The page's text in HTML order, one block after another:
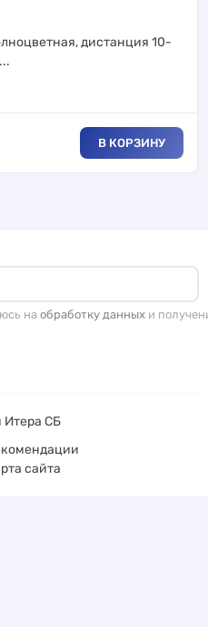
дистанция 10-
В КОРЗИНУ
на обработку данных и
Итера СБ
сайта